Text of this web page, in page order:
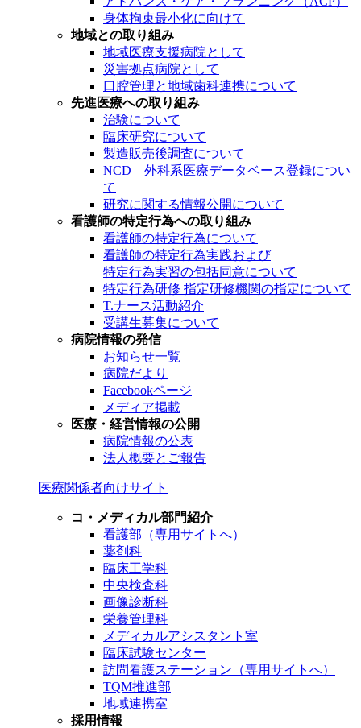
身体拘束最小化に向けて
地域との取り組み
地域医療支援病院として
災害拠点病院として
口腔管理と地域歯科連携について
先進医療への取り組み
治験について
臨床研究について
製造販売後調査について
NCD 外科系医療データベース登録につい
て
研究に関する情報公開について
看護師の特定行為への取り組み
看護師の特定行為について
看護師の特定行為実践および
特定行為実習の包括同意について
特定行為研修 指定研修機関の指定について
T.ナース活動紹介
受講生募集について
病院情報の発信
お知らせ一覧
病院だより
Facebookページ
メディア掲載
医療・経営情報の公開
病院情報の公表
法人概要とご報告
医療関係者向けサイト
コ・メディカル部門紹介
看護部（専用サイトへ）
薬剤科
臨床工学科
中央検査科
画像診断科
栄養管理科
メディカルアシスタント室
臨床試験センター
訪問看護ステーション（専用サイトへ）
TQM推進部
地域連携室
採用情報